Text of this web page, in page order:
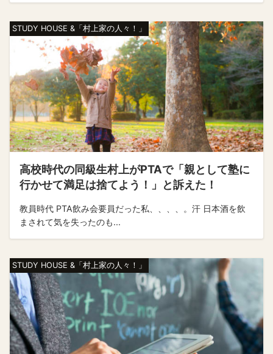
STUDY HOUSE &「村上家の人々！」
高校時代の同級生村上がPTAで「親として塾に
行かせて満足は捨てよう！」と訴えた！
教員時代 PTA飲み会要員だった私、、、、。汗 日本酒を飲
まされて気を失ったのも...
STUDY HOUSE &「村上家の人々！」